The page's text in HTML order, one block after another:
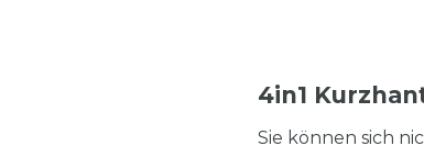
4in1
Sie können sich